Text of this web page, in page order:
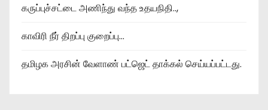
கருப்புச்சட்டை அணிந்து வந்த உதயநிதி..,
காவிரி நீர் திறப்பு குறைப்பு…
தமிழக அரசின் வேளாண் பட்ஜெட் தாக்கல் செய்யப்பட்டது.